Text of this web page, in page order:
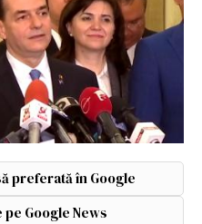
preferată în Google
Google News